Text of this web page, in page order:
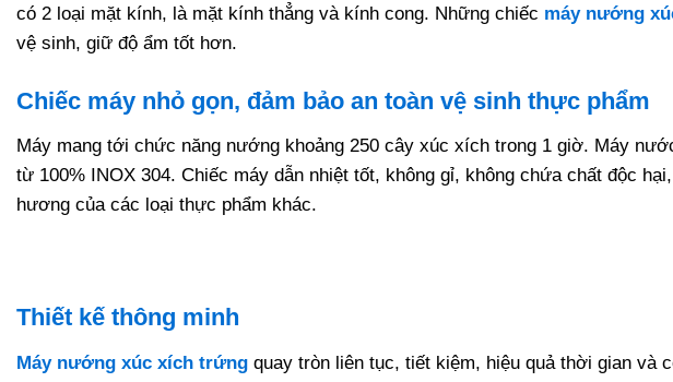
có 2 loại mặt kính, là mặt kính thẳng và kính cong. Những chiếc máy nướng
vệ sinh, giữ độ ẩm tốt hơn.
Chiếc máy nhỏ gọn, đảm bảo an toàn vệ sinh thực phẩm
Máy mang tới chức năng nướng khoảng 250 cây xúc xích trong 1 giờ. Máy
từ 100% INOX 304. Chiếc máy dẫn nhiệt tốt, không gỉ, không chứa chất độc
hương của các loại thực phẩm khác.
Thiết kế thông minh
Máy nướng xúc xích trứng quay tròn liên tục, tiết kiệm, hiệu quả thời gian và